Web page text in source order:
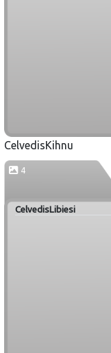
CelvedisKihnu
4
CelvedisLibiesi